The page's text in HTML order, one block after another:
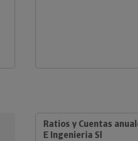
Ratios y Cuentas
E Ingenieria Sl